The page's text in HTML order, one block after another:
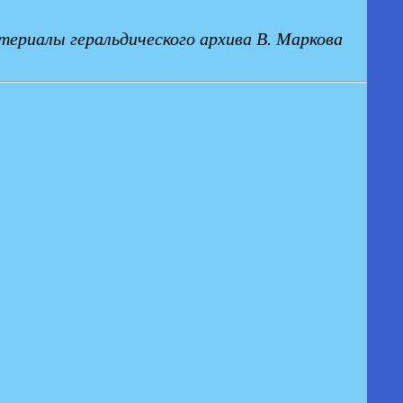
геральдического архива В. Маркова